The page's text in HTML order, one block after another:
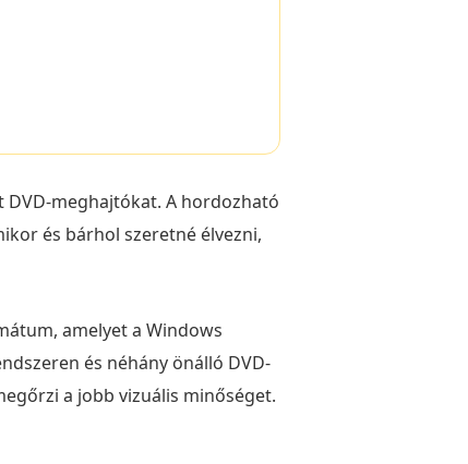
meghajtókat. A hordozható
és bárhol szeretné élvezni,
amelyet a Windows
és néhány önálló DVD-
a jobb vizuális minőséget.